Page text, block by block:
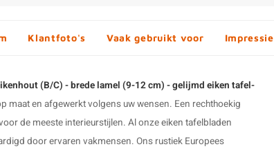
Klantfoto's Vaak gebruikt voor Impressie
(B/C) - brede lamel (9-12 cm) - gelijmd eiken tafel-
maat en afgewerkt volgens uw wensen. Een rechthoekig
de meeste interieurstijlen. Al onzeeiken tafelbladen
door ervaren vakmensen. Ons rustiek Europees